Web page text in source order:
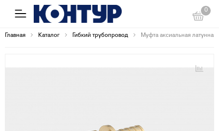
0
Главная Каталог Гибкий трубопровод Муфта аксиальная